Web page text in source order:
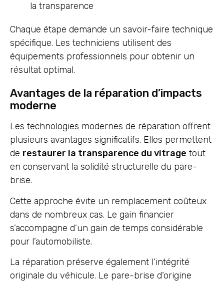
la transparence
Chaque étape demande un savoir-faire technique
spécifique. Les techniciens utilisent des
équipements professionnels pour obtenir un
résultat optimal.
Avantages de la réparation d’impacts
moderne
Les technologies modernes de réparation offrent
plusieurs avantages significatifs. Elles permettent
de restaurer la transparence du vitrage tout
en conservant la solidité structurelle du pare-
brise.
Cette approche évite un remplacement coûteux
dans de nombreux cas. Le gain financier
s’accompagne d’un gain de temps considérable
pour l’automobiliste.
La réparation préserve également l’intégrité
originale du véhicule. Le pare-brise d’origine